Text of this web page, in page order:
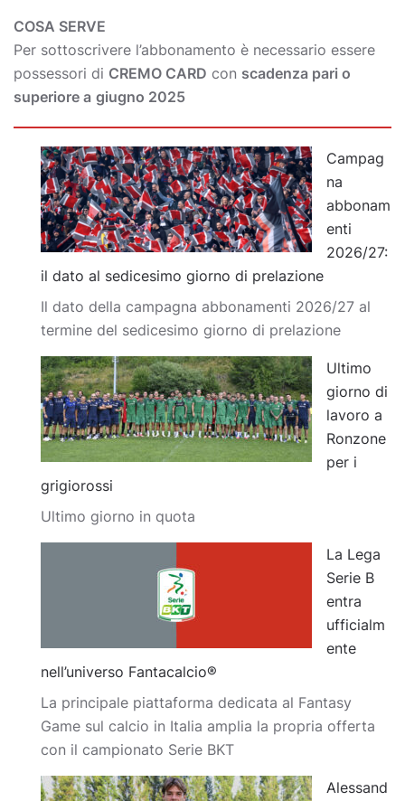
COSA SERVE
Per sottoscrivere l’abbonamento è necessario essere
possessori di CREMO CARD con scadenza pari o
superiore a giugno 2025
Campag
na
abbonam
enti
2026/27:
il dato al sedicesimo giorno di prelazione
Il dato della campagna abbonamenti 2026/27 al
termine del sedicesimo giorno di prelazione
Ultimo
giorno di
lavoro a
Ronzone
per i
grigiorossi
Ultimo giorno in quota
La Lega
Serie B
entra
ufficialm
ente
nell’universo Fantacalcio®
La principale piattaforma dedicata al Fantasy
Game sul calcio in Italia amplia la propria offerta
con il campionato Serie BKT
Alessand